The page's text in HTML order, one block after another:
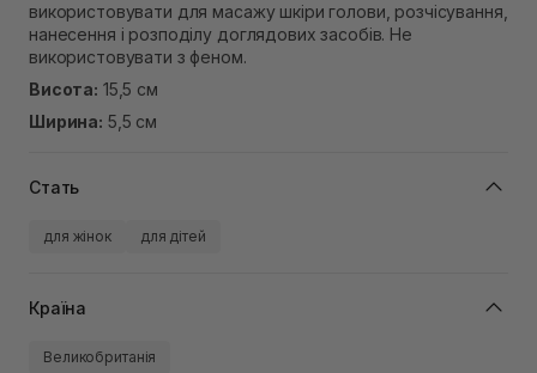
використовувати для масажу шкіри голови, розчісування,
нанесення і розподілу доглядових засобів. Не
використовувати з феном.
Висота: 15,5 см
Ширина: 5,5 см
Стать
для жінок для дітей
Країна
Великобританія